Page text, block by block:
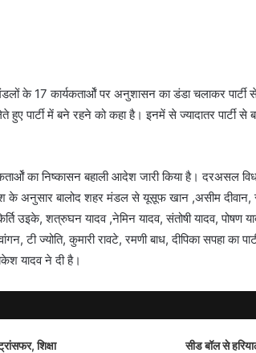
के 17 कार्यकतार्ओं पर अनुशासन का डंडा चलाकर पार्टी से
हुए पार्टी में बने रहने को कहा है। इनमें से ज्यादातर पार्टी
का निष्कासन बहाली आदेश जारी किया है। दरअसल
के अनुसार बालोद शहर मंडल से यूसूफ खान ,असीम
उइके, शत्रुघन यादव ,नेमिन यादव, संतोषी यादव, पोषण
टी ज्योति, कुमारी रावटे, रमणी बाध, दीपिका सपहा का
यादव ने दी है।
शिक्षा
सीड बॉल से